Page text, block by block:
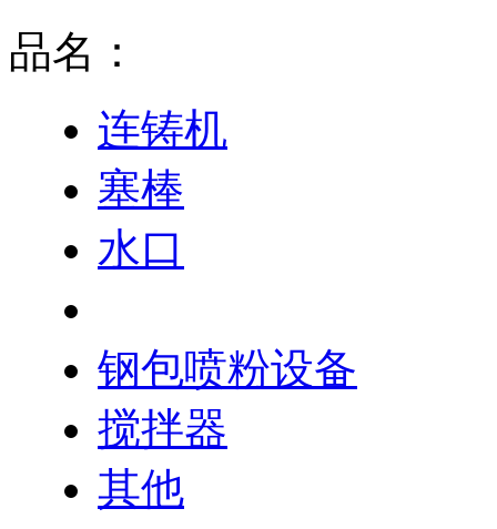
品名：
连铸机
塞棒
水口
钢包喷粉设备
搅拌器
其他